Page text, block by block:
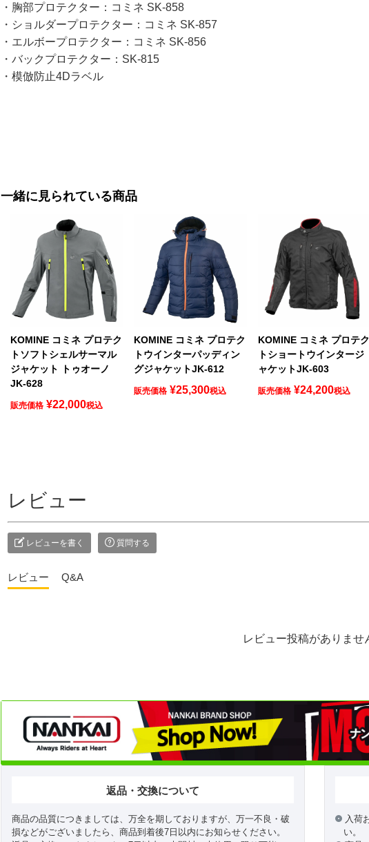
・胸部プロテクター：コミネ SK-858
・ショルダープロテクター：コミネ SK-857
・エルボープロテクター：コミネ SK-856
・バックプロテクター：SK-815
・模倣防止4Dラベル
一緒に見られている商品
KOMINE コミネ プロテク
トソフトシェルサーマル
ジャケット トゥオーノ
JK-628
販売価格 ¥22,000税込
KOMINE コミネ プロテク
トウインターパッディン
グジャケットJK-612
販売価格 ¥25,300税込
KOMINE コミネ プロテク
トショートウインタージ
ャケットJK-603
販売価格 ¥24,200税込
レビュー
レビューを書く 質問する
レビュー Q&A
レビュー投稿がありませ
返品・交換について
商品の品質につきましては、万全を期しておりますが、万一不良・破
損などがございましたら、商品到着後7日以内にお知らせください。
入荷
い。